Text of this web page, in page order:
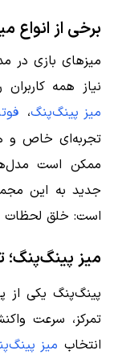
برخی از انواع
میزهای بازی در
نیاز همه
میز پینگ‌پنگ،
تجربه‌ای خاص و
ممکن است
جدید به این
است: خلق لحظات
میز
پینگ‌پنگ یکی از
تمرکز، سرعت
انتخاب میز